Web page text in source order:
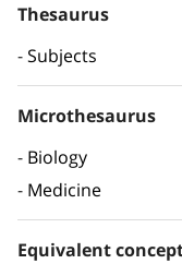
Thesaurus
Subjects
Microthesaurus
Biology
Medicine
Equivalent